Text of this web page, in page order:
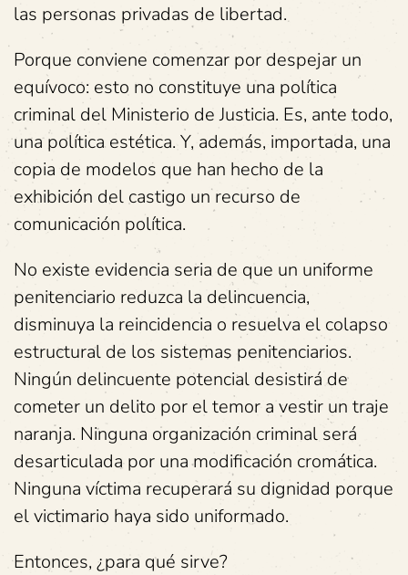
las personas privadas de libertad.
Porque conviene comenzar por despejar un
equívoco: esto no constituye una política
criminal del Ministerio de Justicia. Es, ante todo,
una política estética. Y, además, importada, una
copia de modelos que han hecho de la
exhibición del castigo un recurso de
comunicación política.
No existe evidencia seria de que un uniforme
penitenciario reduzca la delincuencia,
disminuya la reincidencia o resuelva el colapso
estructural de los sistemas penitenciarios.
Ningún delincuente potencial desistirá de
cometer un delito por el temor a vestir un traje
naranja. Ninguna organización criminal será
desarticulada por una modificación cromática.
Ninguna víctima recuperará su dignidad porque
el victimario haya sido uniformado.
Entonces, ¿para qué sirve?